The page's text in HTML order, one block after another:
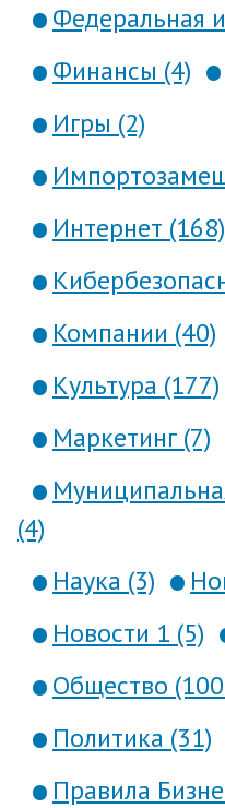
Федеральная
Финансы (4)
Игры (2)
Интернет (168)
Компании (40)
Культура (177)
Маркетинг (7)
(4)
Наука (3)
Новости 1 (5)
Общество
Политика (31)
Правила